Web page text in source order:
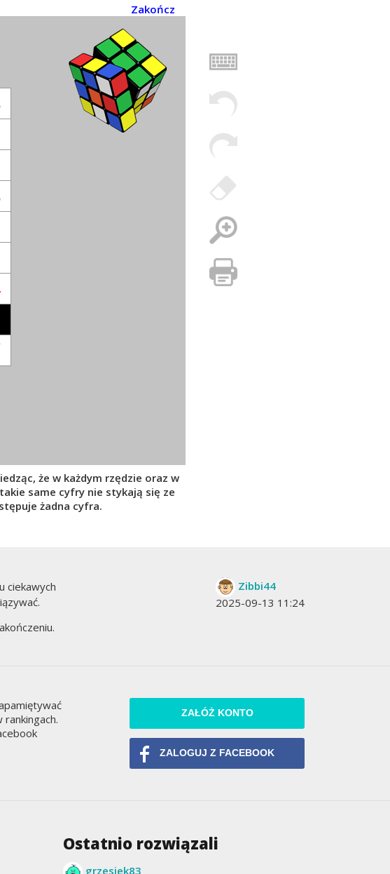
Zakończ
że w każdym rzędzie oraz w
same cyfry nie stykają się ze
żadna cyfra.
Zibbi44
2025-09-13 11:24
ciekawych
ZAŁÓŻ KONTO
ZALOGUJ Z FACEBOOK
Ostatnio rozwiązali
grzesiek83